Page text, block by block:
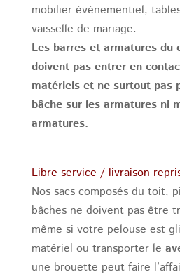
mobilier événementiel,
vaisselle de mariage.
Les barres et armatures du
doivent pas entrer en
matériels et ne surtout pas
bâche sur les armatures ni
armatures.
Libre-service / livraison-
Nos sacs composés du toit,
bâches ne doivent pas être
même si votre pelouse est
matériel ou transporter le
une brouette peut faire